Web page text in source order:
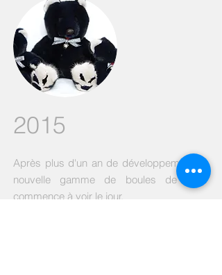
2015
Après plus d'un an de développement, la
nouvelle gamme de boules de poils
commence à voir le jour.